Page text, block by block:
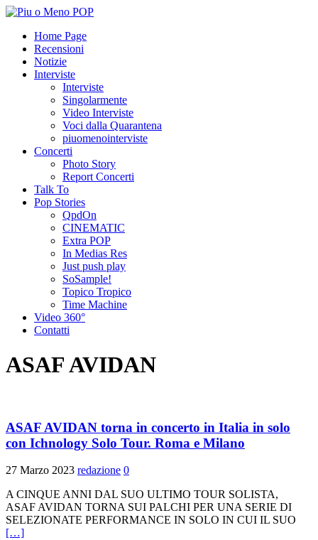
Home Page
Recensioni
Notizie
Interviste
Interviste
Singolarmente
Video Interviste
Voci dalla Quarantena
piuomenointerviste
Concerti
Photo Story
Report Concerti
Talk To
Pop Stories
QpdOn
CINEMATIC
Extra POP
In Medias Res
Just push play
SoSample!
Topico Tropico
Time Machine
Video 360°
Contatti
ASAF AVIDAN
ASAF AVIDAN torna in concerto in Italia in solo
con Ichnology Solo Tour. Roma e Milano
27 Marzo 2023 redazione 0
A CINQUE ANNI DAL SUO ULTIMO TOUR SOLISTA,
ASAF AVIDAN TORNA SUI PALCHI PER UNA SERIE DI
SELEZIONATE PERFORMANCE IN SOLO IN CUI IL SUO
[…]